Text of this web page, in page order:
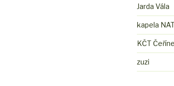
Jarda Vála
kapela
KČT
zuzi